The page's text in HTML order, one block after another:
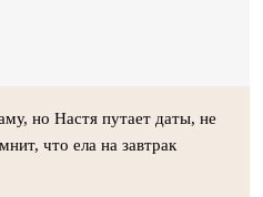
но Настя путает даты, не
что ела на завтрак